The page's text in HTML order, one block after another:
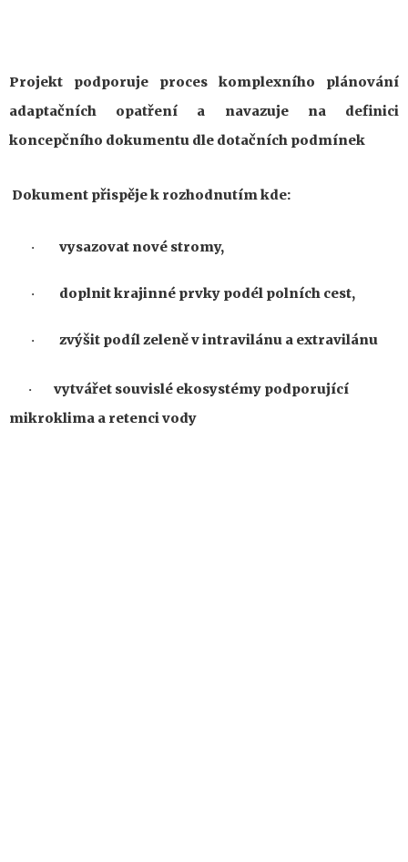
Projekt podporuje proces komplexního plánování
adaptačních opatření a navazuje na definici
koncepčního dokumentu dle dotačních podmínek
Dokument přispěje k rozhodnutím kde:
· vysazovat nové stromy,
· doplnit krajinné prvky podél polních cest,
· zvýšit podíl zeleně v intravilánua extravilánu
·
vytvářet souvislé ekosystémy podporující
mikroklima a retenci vody